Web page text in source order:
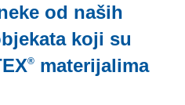
od naših
koji su
® materijalima